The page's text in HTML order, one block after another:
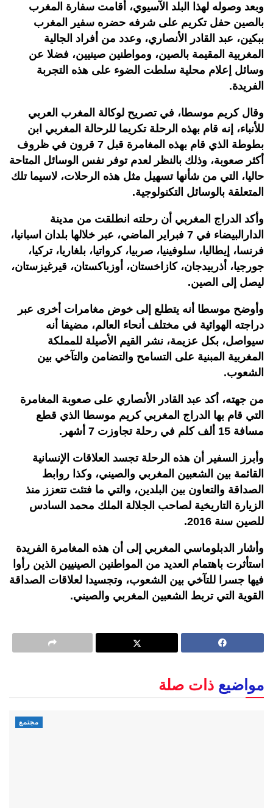
وبعد وصوله لهذا البلد الآسيوي، أقامت سفارة المغرب
بالصين حفل تكريم على شرفه حضره سفير المغرب
ببكين، عبد القادر الأنصاري، وعدد من أفراد الجالية
المغربية المقيمة بالصين، ومواطنين صينيين، فضلا عن
وسائل إعلام محلية سلطت الضوء على هذه التجربة
الفريدة.
وقال كريم موسطا، في تصريح لوكالة المغرب العربي
للأنباء، إنه قام بهذه الرحلة تكريما للرحالة المغربي ابن
بطوطة الذي قام بهذه المغامرة قبل 7 قرون في ظروف
أكثر صعوبة، وذلك بالنظر لعدم توفر نفس الوسائل المتاحة
حاليا، التي من شأنها تسهيل مثل هذه الرحلات، لاسيما تلك
المتعلقة بالوسائل التكنولوجية.
وأكد الدراج المغربي أن رحلته انطلقت من مدينة
الدارالبيضاء في 7 فبراير الماضي، عبر خلالها بلدان اسبانيا،
فرنسا، إيطاليا، سلوفينيا، صربيا، كرواتيا، بلغاريا، تركيا،
جورجيا، أذربيدجان، كازاخستان، أوزباكستان، قيرغيزستان،
ليصل إلى الصين.
وأوضح موسطا أنه يتطلع إلى خوض مغامرات أخرى عبر
دراجته الهوائية في مختلف أنحاء العالم، مضيفا أنه
سيواصل، بكل عزيمة، نشر القيم الأصيلة للمملكة
المغربية المبنية على التسامح والتضامن والتآخي بين
الشعوب.
من جهته، أكد عبد القادر الأنصاري على صعوبة المغامرة
التي قام بها الدراج المغربي كريم موسطا الذي قطع
مسافة 15 ألف كلم في رحلة تجاوزت 7 أشهر.
وأبرز السفير أن هذه الرحلة تجسد العلاقات الإنسانية
القائمة بين الشعبين المغربي والصيني، وكذا روابط
الصداقة والتعاون بين البلدين، والتي ما فتئت تتعزز منذ
الزيارة التاريخية لصاحب الجلالة الملك محمد السادس
للصين سنة 2016.
وأشار الدبلوماسي المغربي إلى أن هذه المغامرة الفريدة
استأثرت باهتمام العديد من المواطنين الصينيين الذين رأوا
فيها جسرا للتآخي بين الشعوب، وتجسيدا لعلاقات الصداقة
القوية التي تربط الشعبين المغربي والصيني.
مواضيع ذات صلة
مجتمع